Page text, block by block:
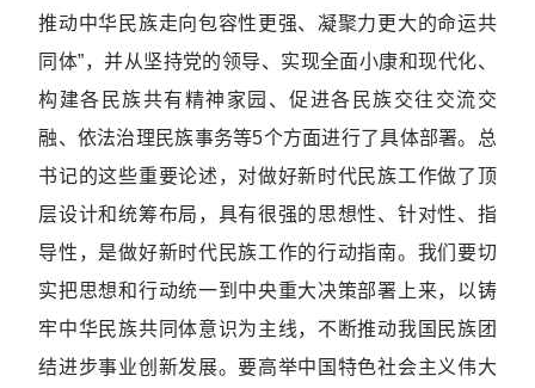
推动中华民族走向包容性更强、凝聚力更大的命运共
同体”，并从坚持党的领导、实现全面小康和现代化、
构建各民族共有精神家园、促进各民族交往交流交
融、依法治理民族事务等5个方面进行了具体部署。总
书记的这些重要论述，对做好新时代民族工作做了顶
层设计和统筹布局，具有很强的思想性、针对性、指
导性，是做好新时代民族工作的行动指南。我们要切
实把思想和行动统一到中央重大决策部署上来，以铸
牢中华民族共同体意识为主线，不断推动我国民族团
结进步事业创新发展。要高举中国特色社会主义伟大